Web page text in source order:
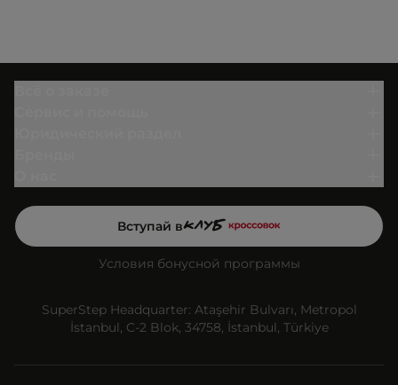
Вступай в
Условия бонусной программы
SuperStep Headquarter: Ataşehir Bulvarı, Metropol
İstanbul, C-2 Blok, 34758, İstanbul, Türkiye